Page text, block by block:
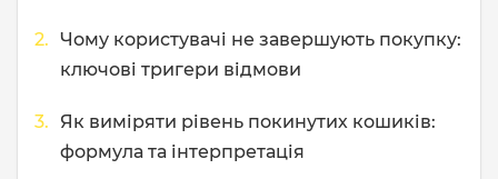
Чому користувачі не завершують покупку:
ключові тригери відмови
Як виміряти рівень покинутих кошиків:
формула та інтерпретація